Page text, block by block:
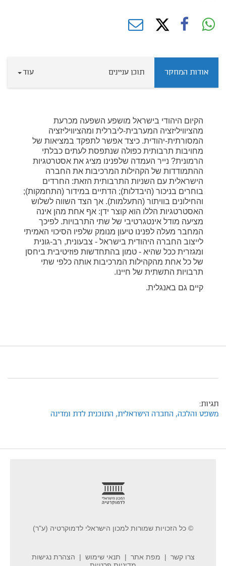
אודות המחקר תוכן עניינים עוד
הקיום היהודי בישראל מושפע השפעה מכרעת
מהציוויליזציה המערבית-ליברלית ומהציוויליזציה
המסורתית-יהודית. כיצד אפשר לתפקד במציאות של
מחויבות תרבותית כפולה שנתפסת לעתים כבלתי
הרמונית? נייר העמדה שלפנינו מציג את אסטרטגיות
ההתמודדות של הקהילות המרכיבות את החברה
הישראלית עם השניות התרבותית הזאת: החרדים
בוחרים בניכור (היבדלות); הדתיים במידור (התחמקות);
והחילונים בוויתור (התעלמות). אך הצד השווה לשלוש
האסטרטגיות הללו הוא קוצר ידן: אף אחת מהן אינה
מציעה מודל אינטגרטיבי של שתי התרבויות. לפיכך
המחבר מעלה לפנינו טיעון מנומק שלפיו הסיכוי האמיתי
לייצוב החברה היהודית בישראל - צבעונית, רב-גונית
ומגזרית ככל שהיא - טמון בהתחדשות פוזיטיבית ביחסן
של כל אחת מהקהילות המרכיבות אותה כלפי שתי
תרבויות התשתית של חיינו.
קיים גם באנגלית.
תגיות:
משפט והלכה, החברה הישראלית, התוכנית לדת ומדינה
© כל הזכויות שמורות למכון הישראלי לדמוקרטיה (ע"ר)
צרו קשר מפת אתר תנאי שימוש
הצהרת נגישות